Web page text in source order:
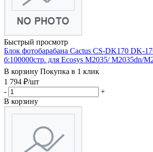
Быстрый просмотр
Блок фотобарабана Cactus CS-DK170 DK-
б:100000стр. для Ecosys M2035/ M2035dn/
В корзину Покупка в 1 клик
1 794 ₽/шт
-
+
В корзину